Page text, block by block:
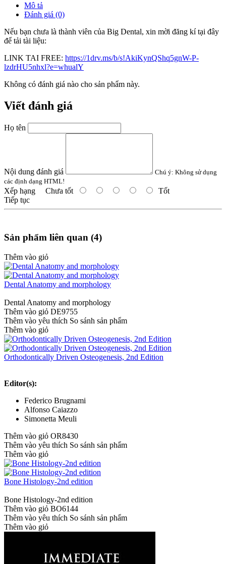
Mô tả
Đánh giá (0)
Nếu bạn chưa là thành viên của Big Dental, xin mời đăng kí tại đây
để tải tài liệu:
LINK TAI FREE: https://1drv.ms/b/s!AkiKynQShq5gnW-P-
lzdrHU5nhxl?e=whualY
Không có đánh giá nào cho sản phẩm này.
Viết đánh giá
Họ tên
Nội dung đánh giá Chú ý: Không sử dụng
các định dạng HTML!
Xếp hạng Chưa tốt
Tốt
Tiếp tục
Sản phẩm liên quan (4)
Thêm vào giỏ
Dental Anatomy and morphology
Dental Anatomy and morphology
Thêm vào giỏ DE9755
Thêm vào yêu thích So sánh sản phẩm
Thêm vào giỏ
Orthodontically Driven Osteogenesis, 2nd Edition
Editor(s):
Federico Brugnami
Alfonso Caiazzo
Simonetta Meuli
Thêm vào giỏ OR8430
Thêm vào yêu thích So sánh sản phẩm
Thêm vào giỏ
Bone Histology-2nd edition
Bone Histology-2nd edition
Thêm vào giỏ BO6144
Thêm vào yêu thích So sánh sản phẩm
Thêm vào giỏ